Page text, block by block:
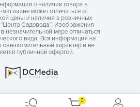
0
о наличии товара в
магазине может отличаться от
цены и наличия в розничных
Садовода”. Изображения
незначительной мере отличаться
вида. Вся информация на
ознакомительный характер и не
публичной офертой.